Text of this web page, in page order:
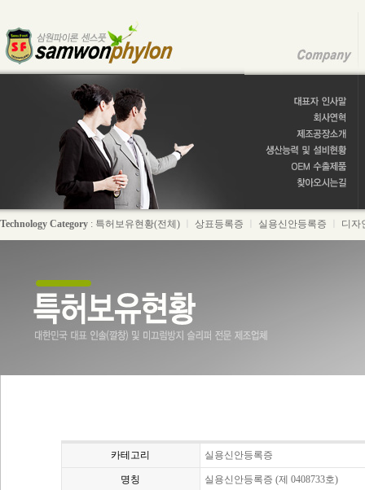
Technology Category : 특허보유현황(전체) 상표등록증 실용신안등록증 디자
카테고리 실용신안등록증
명칭 실용신안등록증 (제 0408733호)